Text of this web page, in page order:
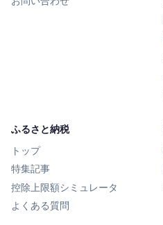
ふるさと納税
トップ
特集記事
控除上限額シミュレータ
よくある質問